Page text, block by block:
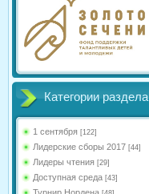
Категории раздела
1 сентября [122]
Лидерские сборы 2017 [44]
Лидеры чтения [29]
Доступная среда [43]